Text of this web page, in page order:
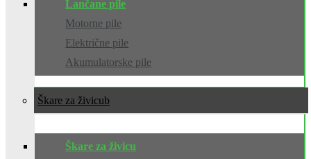
Lančane pile
Motorne pile
Električne pile
Akumulatorske pile
Škare za živicu
Škare za živicu